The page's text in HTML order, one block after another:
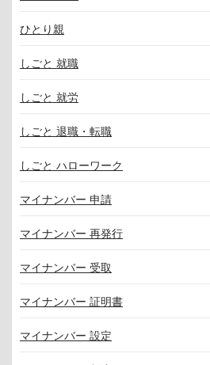
ひとり親
しごと 就職
しごと 就労
しごと 退職・転職
しごと ハローワーク
マイナンバー 申請
マイナンバー 再発行
マイナンバー 受取
マイナンバー 証明書
マイナンバー 設定